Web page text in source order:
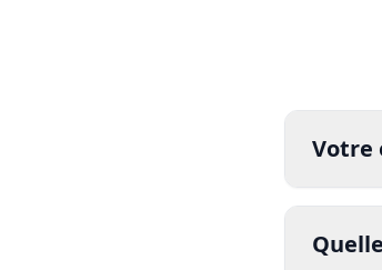
Votre